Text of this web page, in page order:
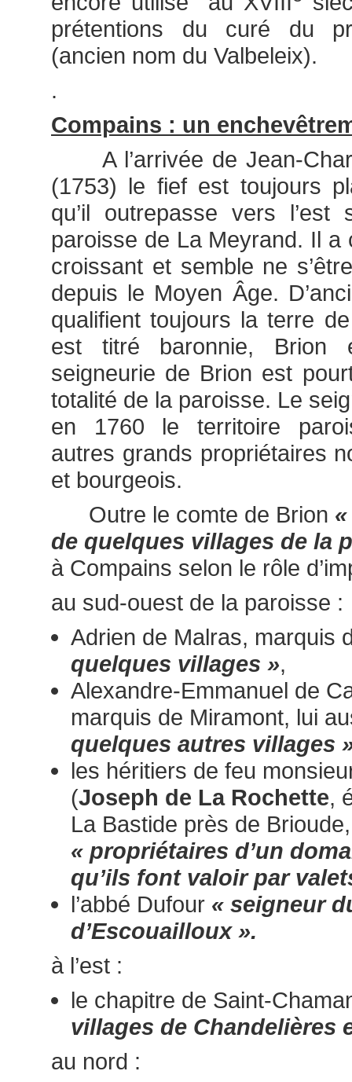
prétentions du curé du
(ancien nom du Valbeleix).
.
Compains : un
A l’arrivée de Jean-
(1753) le fief est toujours
qu’il outrepasse vers
paroisse de La Meyrand. Il
croissant et semble ne
depuis le Moyen Âge.
qualifient toujours la terre
est titré baronnie, Brion
seigneurie de Brion est
totalité de la paroisse. Le
en 1760 le territoire
autres grands propriétaires
et bourgeois.
Outre le comte de Brion
de quelques villages de la
à Compains selon le rôle
au sud-ouest de la paroisse :
Adrien de Malras, marquis
quelques villages »,
Alexandre-Emmanuel de
marquis de Miramont, lui
quelques autres villages
les héritiers de feu
(Joseph de La Rochette,
La Bastide près de
« propriétaires d’un
qu’ils font valoir par
l’abbé Dufour « seigneur
d’Escouailloux ».
à l’est :
le chapitre de Saint-
villages de Chandelières
au nord :